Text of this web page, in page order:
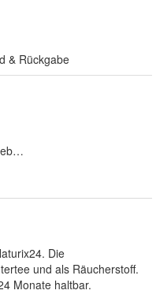
& Rückgabe
von Naturrohstoffen e.K.
Die
und als Räucherstoff.
Monate haltbar.